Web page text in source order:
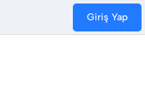
Giriş Yap